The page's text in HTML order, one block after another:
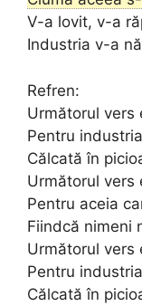
V-a lovit, v-a
Industria v-a
Refren:
Următorul vers
Pentru
Călcată în
Următorul vers
Pentru aceia
Fiindcă nimeni
Următorul vers
Pentru
Călcată în